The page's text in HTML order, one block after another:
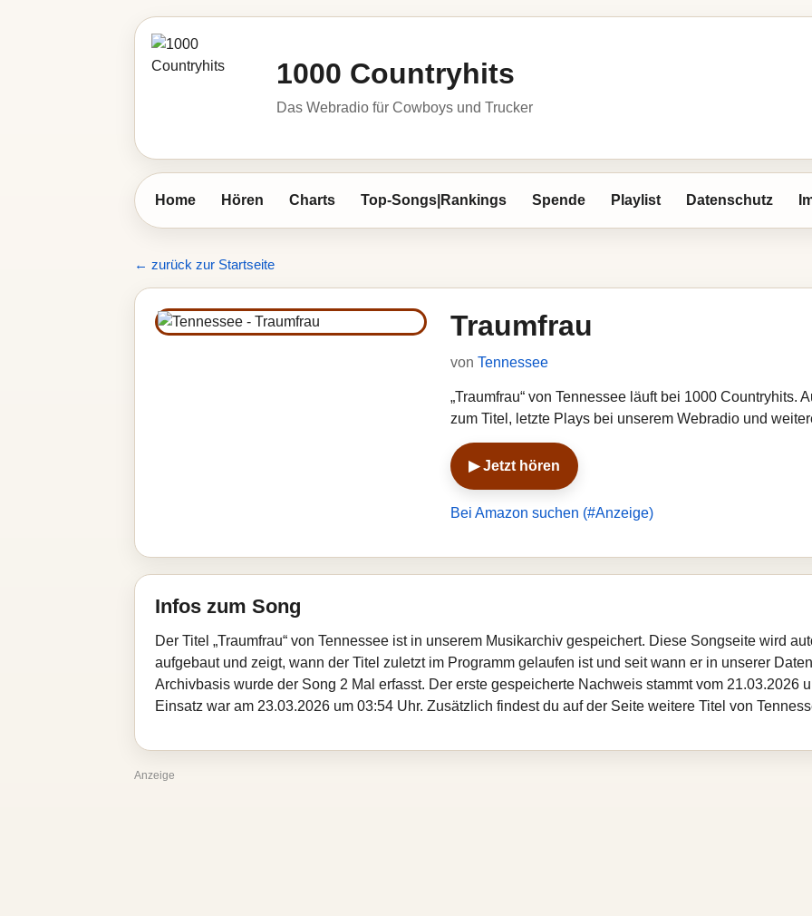
1000 Countryhits
Das Webradio für Cowboys und Trucker
Home Hören Charts Top-Songs|Rankings Spende Playlist Datenschutz
← zurück zur Startseite
Traumfrau
von Tennessee
„Traumfrau“ von Tennessee läuft bei 1000 Countryhits.
zum Titel, letzte Plays bei unserem Webradio und
▶ Jetzt hören
Bei Amazon suchen (#Anzeige)
Infos zum Song
Der Titel „Traumfrau“ von Tennessee ist in unserem Musikarchiv gespeichert. Diese Songseite wird
aufgebaut und zeigt, wann der Titel zuletzt im Programm gelaufen ist und seit wann er in unserer
Archivbasis wurde der Song 2 Mal erfasst. Der erste gespeicherte Nachweis stammt vom 21.03.2026
Einsatz war am 23.03.2026 um 03:54 Uhr. Zusätzlich findest du auf der Seite weitere Titel von
Anzeige